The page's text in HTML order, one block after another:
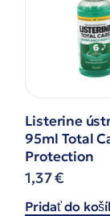
Listerine
95ml Total
Protection
1,37€
Pridať do